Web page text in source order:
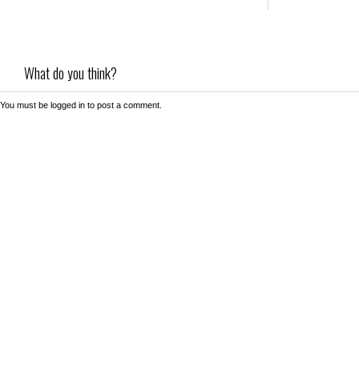
What do you think?
You must be logged in to post a comment.